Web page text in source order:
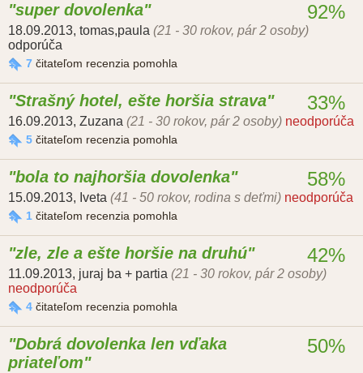
super dovolenka
18.09.2013, tomas,paula (21 - 30 rokov, pár 2 osoby)
odporúča
7 čitateľom recenzia pomohla
92%
Strašný hotel, ešte horšia strava
16.09.2013, Zuzana (21 - 30 rokov, pár 2 osoby) neodporúča
5 čitateľom recenzia pomohla
33%
bola to najhoršia dovolenka
15.09.2013, Iveta (41 - 50 rokov, rodina s deťmi) neodporúča
1 čitateľom recenzia pomohla
58%
zle, zle a ešte horšie na druhú
11.09.2013, juraj ba + partia (21 - 30 rokov, pár 2 osoby)
neodporúča
4 čitateľom recenzia pomohla
42%
Dobrá dovolenka len vďaka
priateľom
50%